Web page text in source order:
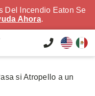
Del Incendio Eaton Se
Ahora.
si Atropello a un